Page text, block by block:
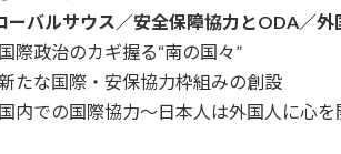
ーバルサウス／安全保障協力とODA／外
国際政治のカギ握る“南の国々”
新たな国際・安保協力枠組みの創設
国内での国際協力～日本人は外国人に心